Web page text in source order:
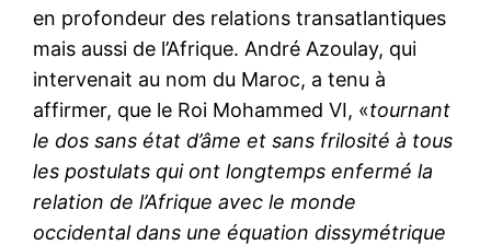
en profondeur des relations transatlantiques
mais aussi de l’Afrique. André Azoulay, qui
intervenait au nom du Maroc, a tenu à
affirmer, que le Roi Mohammed VI, «tournant
le dos sans état d’âme et sans frilosité à tous
les postulats qui ont longtemps enfermé la
relation de l’Afrique avec le monde
occidental dans une équation dissymétrique